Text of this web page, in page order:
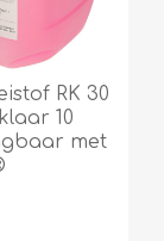
RK 30
10
met